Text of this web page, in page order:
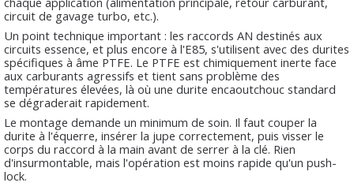
circuit de gavage turbo, etc.).
Un point technique important : les raccords AN destinés aux
circuits essence, et plus encore à l'E85, s'utilisent avec des durites
spécifiques à âme PTFE. Le PTFE est chimiquement inerte face
aux carburants agressifs et tient sans problème des
températures élevées, là où une durite encaoutchouc standard
se dégraderait rapidement.
Le montage demande un minimum de soin. Il faut couper la
durite à l'équerre, insérer la jupe correctement, puis visser le
corps du raccord à la main avant de serrer à la clé. Rien
d'insurmontable, mais l'opération est moins rapide qu'un push-
lock.